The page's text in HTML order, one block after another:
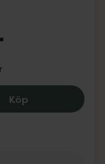
KöpACO Stay Soft